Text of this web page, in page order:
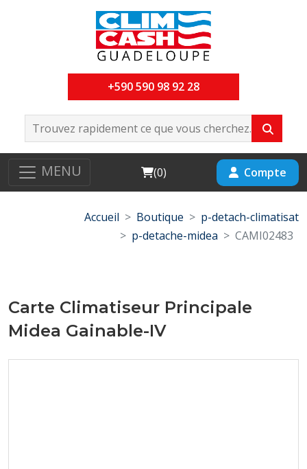
+590 590 98 92 28
MENU Cart
(0) Compte
Accueil Boutique
p-detach-climatisat
p-detache-midea
CAMI02483
Carte Climatiseur Principale
Midea Gainable-IV